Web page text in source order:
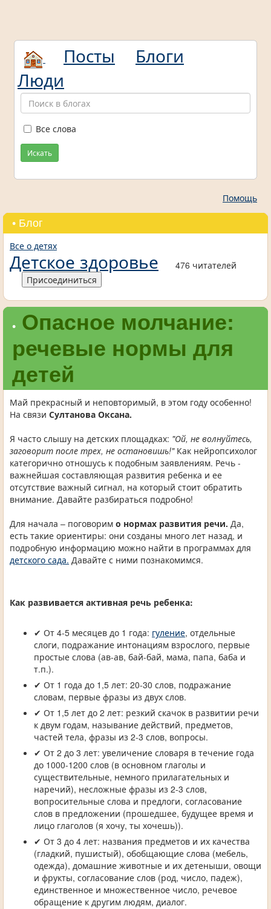
Посты
Блоги
Люди
Все слова
Искать
Помощь
• Блог
Все о детях
Детское здоровье
476 читателей
Присоединиться
• Опасное молчание:
речевые нормы для
детей
Май прекрасный и неповторимый, в этом году особенно!
На связи Султанова Оксана.
Я часто слышу на детских площадках: "Ой, не волнуйтесь,
заговорит после трех, не остановишь!" Как нейропсихолог
категорично отношусь к подобным заявлениям. Речь -
важнейшая составляющая развития ребенка и ее
отсутствие важный сигнал, на который стоит обратить
внимание. Давайте разбираться подробно!
Для начала – поговорим о нормах развития речи. Да,
есть такие ориентиры: они созданы много лет назад, и
подробную информацию можно найти в программах для
детского сада. Давайте с ними познакомимся.
Как развивается активная речь ребенка:
✔ От 4-5 месяцев до 1 года: гуление, отдельные
слоги, подражание интонациям взрослого, первые
простые слова (ав-ав, бай-бай, мама, папа, баба и
т.п.).
✔ От 1 года до 1,5 лет: 20-30 слов, подражание
словам, первые фразы из двух слов.
✔ От 1,5 лет до 2 лет: резкий скачок в развитии речи
к двум годам, называние действий, предметов,
частей тела, фразы из 2-3 слов, вопросы.
✔ От 2 до 3 лет: увеличение словаря в течение года
до 1000-1200 слов (в основном глаголы и
существительные, немного прилагательных и
наречий), несложные фразы из 2-3 слов,
вопросительные слова и предлоги, согласование
слов в предложении (прошедшее, будущее время и
лицо глаголов (я хочу, ты хочешь)).
✔ От 3 до 4 лет: названия предметов и их качества
(гладкий, пушистый), обобщающие слова (мебель,
одежда), домашние животные и их детеныши, овощи
и фрукты, согласование слов (род, число, падеж),
единственное и множественное число, речевое
обращение к другим людям, диалог.